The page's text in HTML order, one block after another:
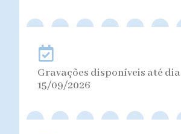
Gravações disponíveis até dia
15/09/2026